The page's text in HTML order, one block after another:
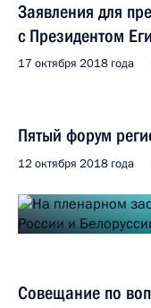
Заявления для
с Президентом
17 октября 2018 года
Пятый форум
12 октября 2018 года
Совещание по